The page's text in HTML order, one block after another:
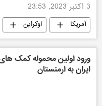
3 اکتبر 2023, 23:53
آمریکا اوکراین
روسیه
ورود اولین محموله کمک
ایران به ارمنستان